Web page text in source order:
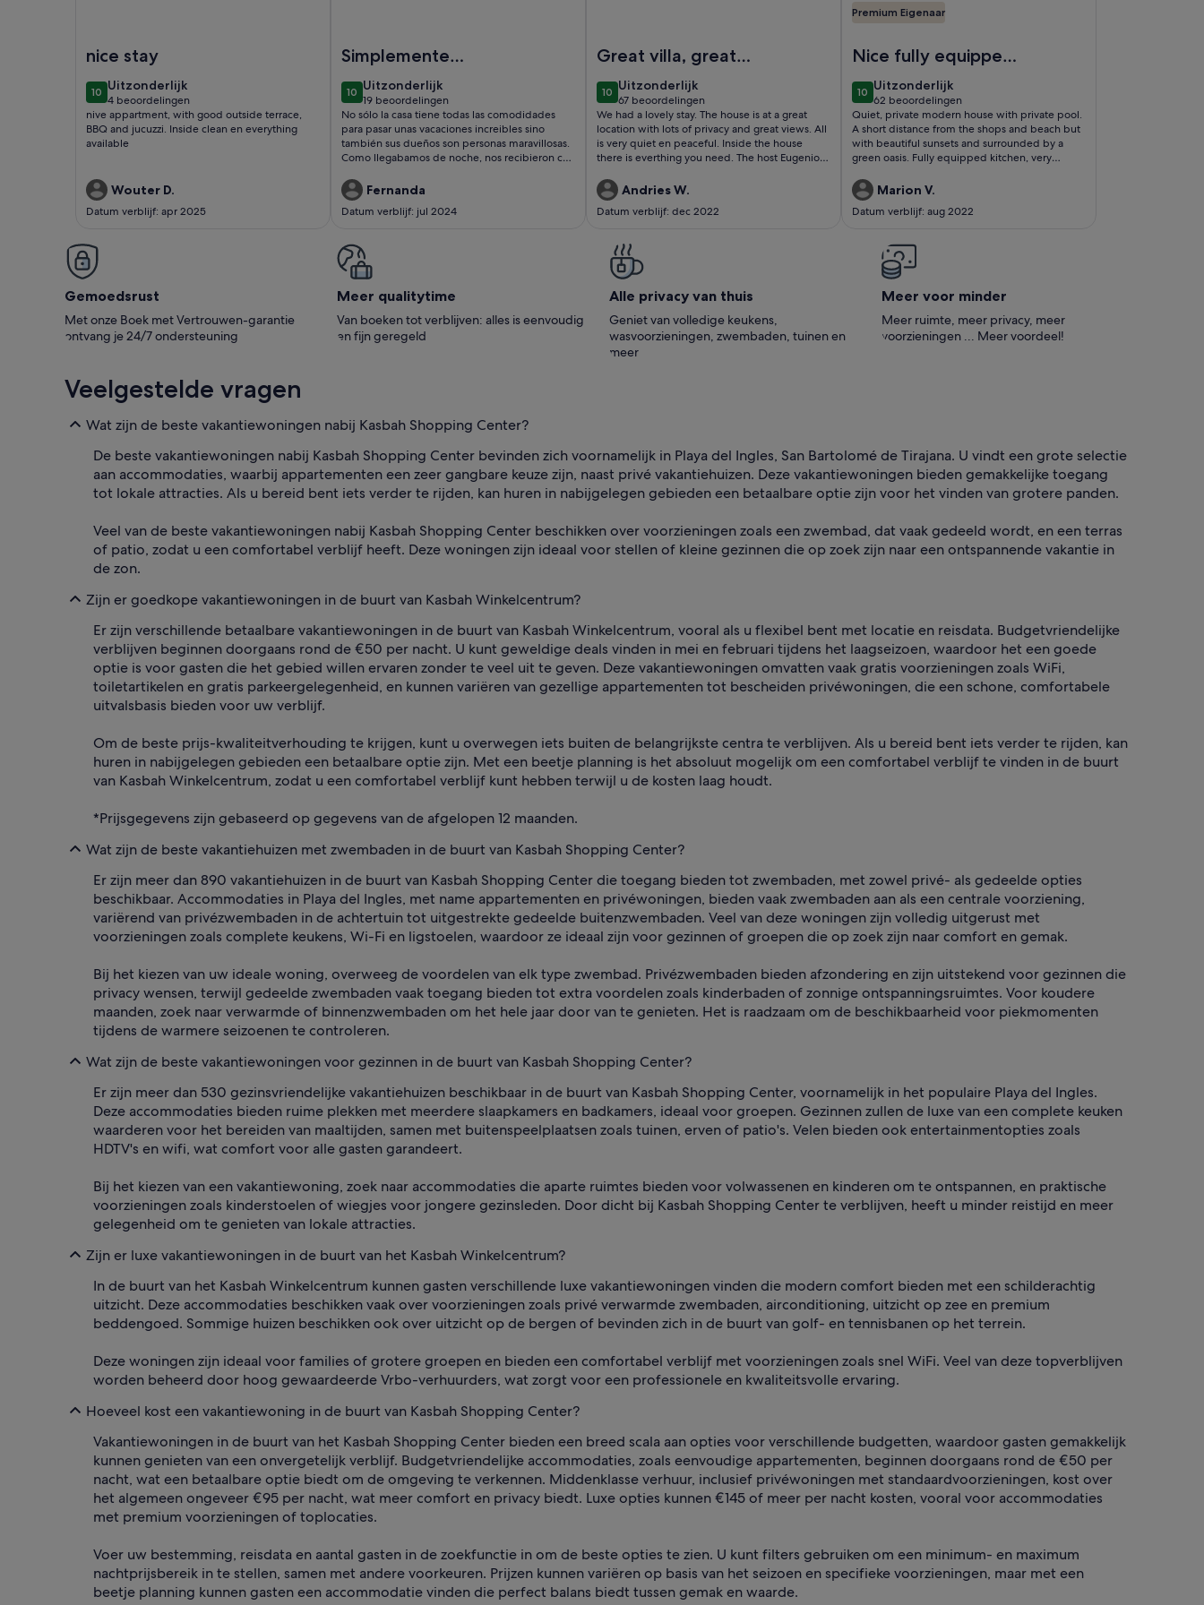
nice stay
1010 op 10
Uitzonderlijk
uitzonderlijk
4 beoordelingen
(4
beoordelingen)
nive appartment, with good outside terrace,
BBQ and jucuzzi. Inside clean en everything
available
Wouter D.
Datum verblijf: apr 2025
Simplemente
espectacular
1010 op 10
Uitzonderlijk
uitzonderlijk
19 beoordelingen
(19
beoordelingen)
No sólo la casa tiene todas las comodidades
para pasar unas vacaciones increibles sino
también sus dueños son personas maravillosas.
Como llegabamos de noche, nos recibieron con
también para el desayuno. La casa estaba
impecable, hasta 3 opciones de cafeteras tenía.
La piscina es genial, siempre limpia y la
bungalow es excepcional y su parking también.
Gracias Pino Mari y familia por habernos hecho
pasar unas vaciones maravillosas. hecho
Fernanda
Datum verblijf: jul 2024
Great villa, great
host! 5 star!
1010 op 10
Uitzonderlijk
uitzonderlijk
67 beoordelingen
(67
beoordelingen)
We had a lovely stay. The house is at a great
location with lots of privacy and great views. All
is very quiet en peaceful. Inside the house
there is everthing you need. The host Eugenio is
Andries W.
Datum verblijf: dec 2022
Premium Eigenaar
Nice fully equipped
house within the
green boundaries of
Taurogolf,
1010 op 10
Uitzonderlijk
uitzonderlijk
62 beoordelingen
(62
beoordelingen)
Quiet, private modern house with private pool.
A short distance from the shops and beach but
with beautiful sunsets and surrounded by a
green oasis. Fully equipped kitchen, very
Marion V.
Datum verblijf: aug 2022
Gemoedsrust
Met onze Boek met Vertrouwen-garantie
ontvang je 24/7 ondersteuning
Meer quali­ty­time
Van boeken tot verblijven: alles is eenvoudig
en fijn geregeld
Alle privacy van thuis
Geniet van volledige keukens,
wasvoorzieningen, zwembaden, tuinen en
meer
Meer voor minder
Meer ruimte, meer privacy, meer
voorzieningen ... Meer voordeel!
Veelgestelde vragen
Wat zijn de beste vakantiewoningen nabij Kasbah Shopping Center?
De beste vakantiewoningen nabij Kasbah Shopping Center bevinden zich voornamelijk in Playa del Ingles, San Bartolomé de Tirajana. U vindt een grote selectie
aan accommodaties, waarbij appartementen een zeer gangbare keuze zijn, naast privé vakantiehuizen. Deze vakantiewoningen bieden gemakkelijke toegang
tot lokale attracties. Als u bereid bent iets verder te rijden, kan huren in nabijgelegen gebieden een betaalbare optie zijn voor het vinden van grotere panden.
Veel van de beste vakantiewoningen nabij Kasbah Shopping Center beschikken over voorzieningen zoals een zwembad, dat vaak gedeeld wordt, en een terras
of patio, zodat u een comfortabel verblijf heeft. Deze woningen zijn ideaal voor stellen of kleine gezinnen die op zoek zijn naar een ontspannende vakantie in
de zon.
Zijn er goedkope vakantiewoningen in de buurt van Kasbah Winkelcentrum?
Er zijn verschillende betaalbare vakantiewoningen in de buurt van Kasbah Winkelcentrum, vooral als u flexibel bent met locatie en reisdata. Budgetvriendelijke
verblijven beginnen doorgaans rond de €50 per nacht. U kunt geweldige deals vinden in mei en februari tijdens het laagseizoen, waardoor het een goede
optie is voor gasten die het gebied willen ervaren zonder te veel uit te geven. Deze vakantiewoningen omvatten vaak gratis voorzieningen zoals WiFi,
toiletartikelen en gratis parkeergelegenheid, en kunnen variëren van gezellige appartementen tot bescheiden privéwoningen, die een schone, comfortabele
uitvalsbasis bieden voor uw verblijf.
Om de beste prijs-kwaliteitverhouding te krijgen, kunt u overwegen iets buiten de belangrijkste centra te verblijven. Als u bereid bent iets verder te rijden, kan
huren in nabijgelegen gebieden een betaalbare optie zijn. Met een beetje planning is het absoluut mogelijk om een comfortabel verblijf te vinden in de buurt
van Kasbah Winkelcentrum, zodat u een comfortabel verblijf kunt hebben terwijl u de kosten laag houdt.
*Prijsgegevens zijn gebaseerd op gegevens van de afgelopen 12 maanden.
Wat zijn de beste vakantiehuizen met zwembaden in de buurt van Kasbah Shopping Center?
Er zijn meer dan 890 vakantiehuizen in de buurt van Kasbah Shopping Center die toegang bieden tot zwembaden, met zowel privé- als gedeelde opties
beschikbaar. Accommodaties in Playa del Ingles, met name appartementen en privéwoningen, bieden vaak zwembaden aan als een centrale voorziening,
variërend van privézwembaden in de achtertuin tot uitgestrekte gedeelde buitenzwembaden. Veel van deze woningen zijn volledig uitgerust met
voorzieningen zoals complete keukens, Wi-Fi en ligstoelen, waardoor ze ideaal zijn voor gezinnen of groepen die op zoek zijn naar comfort en gemak.
Bij het kiezen van uw ideale woning, overweeg de voordelen van elk type zwembad. Privézwembaden bieden afzondering en zijn uitstekend voor gezinnen die
privacy wensen, terwijl gedeelde zwembaden vaak toegang bieden tot extra voordelen zoals kinderbaden of zonnige ontspanningsruimtes. Voor koudere
maanden, zoek naar verwarmde of binnenzwembaden om het hele jaar door van te genieten. Het is raadzaam om de beschikbaarheid voor piekmomenten
tijdens de warmere seizoenen te controleren.
Wat zijn de beste vakantiewoningen voor gezinnen in de buurt van Kasbah Shopping Center?
Er zijn meer dan 530 gezinsvriendelijke vakantiehuizen beschikbaar in de buurt van Kasbah Shopping Center, voornamelijk in het populaire Playa del Ingles.
Deze accommodaties bieden ruime plekken met meerdere slaapkamers en badkamers, ideaal voor groepen. Gezinnen zullen de luxe van een complete keuken
waarderen voor het bereiden van maaltijden, samen met buitenspeelplaatsen zoals tuinen, erven of patio's. Velen bieden ook entertainmentopties zoals
HDTV's en wifi, wat comfort voor alle gasten garandeert.
Bij het kiezen van een vakantiewoning, zoek naar accommodaties die aparte ruimtes bieden voor volwassenen en kinderen om te ontspannen, en praktische
voorzieningen zoals kinderstoelen of wiegjes voor jongere gezinsleden. Door dicht bij Kasbah Shopping Center te verblijven, heeft u minder reistijd en meer
gelegenheid om te genieten van lokale attracties.
Zijn er luxe vakantiewoningen in de buurt van het Kasbah Winkelcentrum?
In de buurt van het Kasbah Winkelcentrum kunnen gasten verschillende luxe vakantiewoningen vinden die modern comfort bieden met een schilderachtig
uitzicht. Deze accommodaties beschikken vaak over voorzieningen zoals privé verwarmde zwembaden, airconditioning, uitzicht op zee en premium
beddengoed. Sommige huizen beschikken ook over uitzicht op de bergen of bevinden zich in de buurt van golf- en tennisbanen op het terrein.
Deze woningen zijn ideaal voor families of grotere groepen en bieden een comfortabel verblijf met voorzieningen zoals snel WiFi. Veel van deze topverblijven
worden beheerd door hoog gewaardeerde Vrbo-verhuurders, wat zorgt voor een professionele en kwaliteitsvolle ervaring.
Hoeveel kost een vakantiewoning in de buurt van Kasbah Shopping Center?
Vakantiewoningen in de buurt van het Kasbah Shopping Center bieden een breed scala aan opties voor verschillende budgetten, waardoor gasten gemakkelijk
kunnen genieten van een onvergetelijk verblijf. Budgetvriendelijke accommodaties, zoals eenvoudige appartementen, beginnen doorgaans rond de €50 per
nacht, wat een betaalbare optie biedt om de omgeving te verkennen. Middenklasse verhuur, inclusief privéwoningen met standaardvoorzieningen, kost over
het algemeen ongeveer €95 per nacht, wat meer comfort en privacy biedt. Luxe opties kunnen €145 of meer per nacht kosten, vooral voor accommodaties
met premium voorzieningen of toplocaties.
Voer uw bestemming, reisdata en aantal gasten in de zoekfunctie in om de beste opties te zien. U kunt filters gebruiken om een minimum- en maximum
nachtprijsbereik in te stellen, samen met andere voorkeuren. Prijzen kunnen variëren op basis van het seizoen en specifieke voorzieningen, maar met een
beetje planning kunnen gasten een accommodatie vinden die perfect balans biedt tussen gemak en waarde.